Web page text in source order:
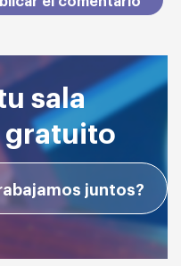
sala
juntos?